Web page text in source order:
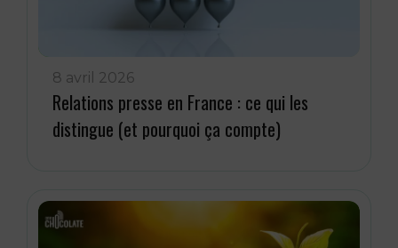
8 avril 2026
Relations presse en France : ce qui les
distingue (et pourquoi ça compte)